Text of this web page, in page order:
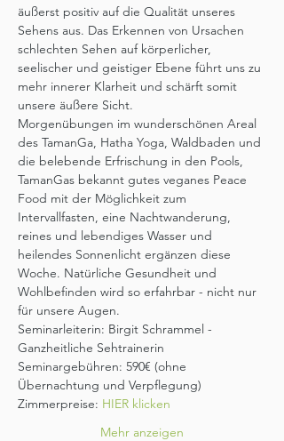
äußerst positiv auf die Qualität unseres
Sehens aus. Das Erkennen von Ursachen
schlechten Sehen auf körperlicher,
seelischer und geistiger Ebene führt uns zu
mehr innerer Klarheit und schärft somit
unsere äußere Sicht.
Morgenübungen im wunderschönen Areal
des TamanGa, Hatha Yoga, Waldbaden und
die belebende Erfrischung in den Pools,
TamanGas bekannt gutes veganes Peace
Food mit der Möglichkeit zum
Intervallfasten, eine Nachtwanderung,
reines und lebendiges Wasser und
heilendes Sonnenlicht ergänzen diese
Woche. Natürliche Gesundheit und
Wohlbefinden wird so erfahrbar - nicht nur
für unsere Augen.
Seminarleiterin: Birgit Schrammel -
Ganzheitliche Sehtrainerin
Seminargebühren: 590€ (ohne
Übernachtung und Verpflegung)
Zimmerpreise: HIER klicken
Mehr anzeigen